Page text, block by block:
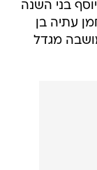
בני השנה
עתיה בן
רצח אחיו, נתן בן ה-11 במושבה מגדל